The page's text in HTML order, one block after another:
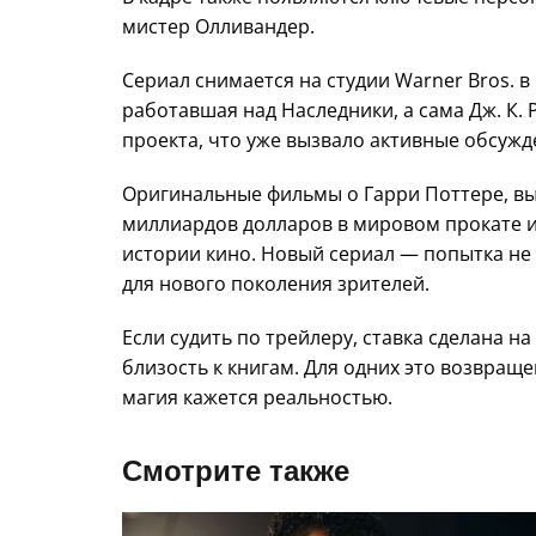
мистер Олливандер.
Сериал снимается на студии Warner Bros.
работавшая над Наследники, а сама Дж.
проекта, что уже вызвало активные
Оригинальные фильмы о Гарри Поттере,
миллиардов долларов в мировом прокате
истории кино. Новый сериал — попытка
для нового поколения зрителей.
Если судить по трейлеру, ставка сделана
близость к книгам. Для одних это
магия кажется реальностью.
Смотрите также